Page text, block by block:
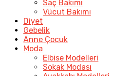
Saç Bakımı
Vücut Bakımı
Diyet
Gebelik
Anne Çocuk
Moda
Elbise Modelleri
Sokak Modası